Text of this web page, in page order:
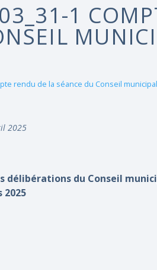
1
rendu de la séance du Conseil
2025
délibérations du Conseil
2025